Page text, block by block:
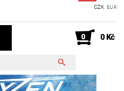
CZK EUR
0 0 Kč